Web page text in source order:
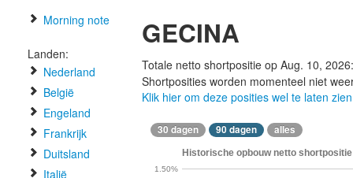
Morning note
Landen:
Nederland
België
Engeland
Frankrijk
Duitsland
Italië
GECINA
Totale netto shortpositie op Aug. 10,
Shortposities worden momenteel niet
Klik hier om deze posities wel te laten zien
30 dagen 90 dagen alles
Historische opbouw netto
1.50%